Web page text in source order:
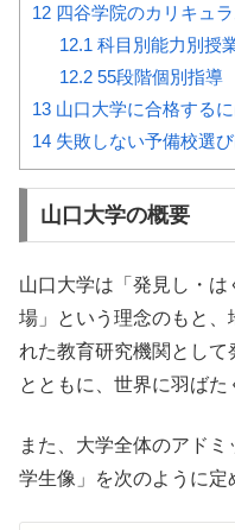
12 四谷学院のカリキュ
12.1 科目別能力別授
12.255段階個別指導
13 山口大学に合格する
14 失敗しない予備校選
山口大学の概要
山口大学は「発見し・
場」という理念のもと
れた教育研究機関とし
とともに、世界に羽ばた
また、大学全体のアド
学生像」を次のように定